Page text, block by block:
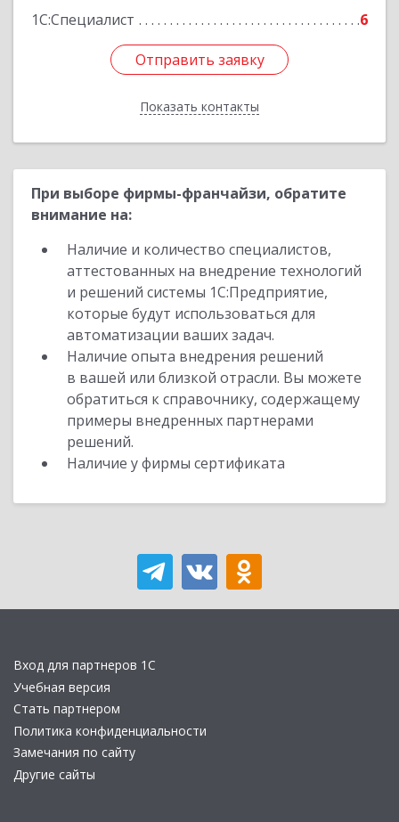
1С:Специалист
6
Отправить заявку
Показать контакты
Отправить заявку
Назад
При выборе фирмы-франчайзи, обратите
внимание на:
Наличие и количество специалистов,
аттестованных на внедрение технологий
и решений системы 1С:Предприятие,
которые будут использоваться для
автоматизации ваших задач.
Наличие опыта внедрения решений
в вашей или близкой отрасли. Вы можете
обратиться к справочнику, содержащему
примеры внедренных партнерами
решений.
Наличие у фирмы сертификата
Вход для партнеров 1С
Учебная версия
Стать партнером
Политика конфиденциальности
Замечания по сайту
Другие сайты